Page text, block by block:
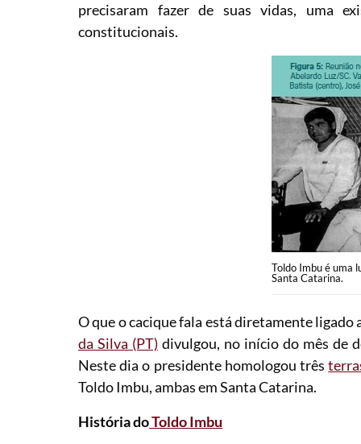
precisaram fazer de suas vidas, uma
constitucionais.
Toldo Imbu é uma
Santa Catarina.
O que o cacique fala está diretamente
da Silva (PT) divulgou, no início do mês de
Neste dia o presidente homologou três
Toldo Imbu, ambas em Santa Catarina.
História doToldo Imbu